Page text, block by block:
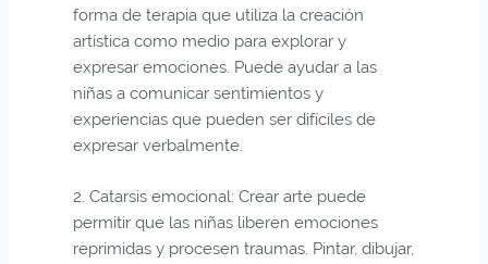
forma de terapia que utiliza la creación
artística como medio para explorar y
expresar emociones. Puede ayudar a las
niñas a comunicar sentimientos y
experiencias que pueden ser difíciles de
expresar verbalmente.
2. Catarsis emocional: Crear arte puede
permitir que las niñas liberen emociones
reprimidas y procesen traumas. Pintar, dibujar,